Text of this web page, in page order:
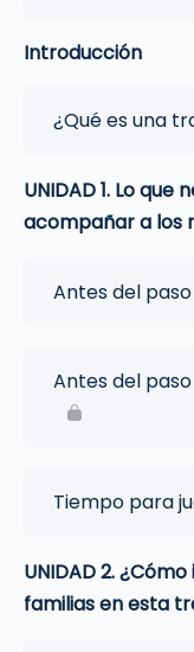
Introducción
¿Qué es una
UNIDAD 1. Lo
acompañar a los
Antes del
Antes del
Tiempo para
UNIDAD 2.
familias en esta